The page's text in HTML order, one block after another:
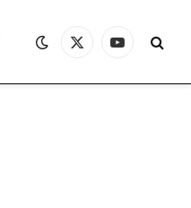
X
YouTube